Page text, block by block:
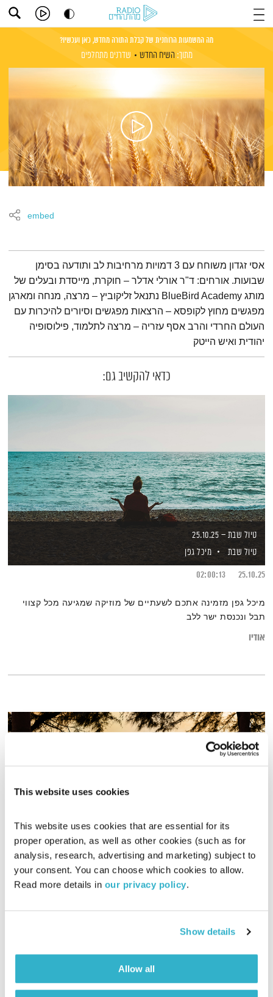
This website uses cookies
This website uses cookies that are essential for its
proper operation, as well as other cookies (such as for
analysis, research, advertising and marketing) subject to
your consent. You can choose which cookies to allow.
Read more details in our privacy policy.
Show details
Allow all
מה המשמעות הרוחנית של קבלת התורה מחדש, כאן ועכשיו?
מתוך: השיח החדש שדרנים מתחלפים
embed
תמצית הפודקאסט אסי זגדון משוחח עם 3 דמויות מרחיבות לב ותודעה בסימן
שבועות. אורחים: ד"ר אורלי אדלר – חוקרת, מייסדת ובעלים של
מותג BlueBird Academy נתנאל זליקוביץ – מרצה, מנחה ומארגן
מפגשים מחוץ לקופסא – הרצאות מפגשים וסיורים להיכרות עם
העולם החרדי והרב אסף עזריה – מרצה לתלמוד, פילוסופיה
יהודית ואיש הייטק
כדאי להקשיב גם:
טיול שבת – 25.10.25
טיול שבת
מיכל גפן
25.10.25
02:00:13
מיכל גפן מזמינה אתכם לשעתיים של מוזיקה שמגיעה מכל קצווי
תבל ונכנסת ישר ללב
אודיו
מרחב ריפוי – 28.8.20
מרחב ריפוי
אורי בנקהלטר
מרפאים
אודיו